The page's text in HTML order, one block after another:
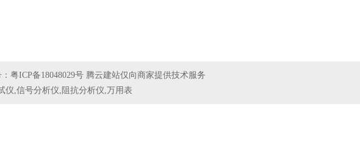
粤ICP备18048029号 腾云建站仅向商家提供技术服务
仪,信号分析仪,阻抗分析仪,万用表